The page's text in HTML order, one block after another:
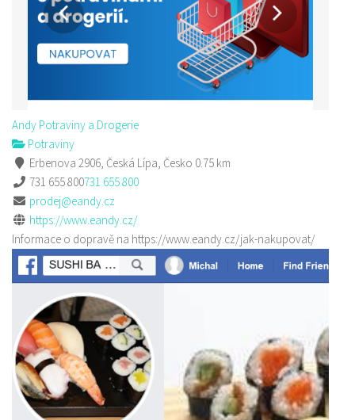
Andy Potraviny a Drogerie
Potraviny
Erbenova 2906, Česká Lípa, Česko 0.75 km
731 655 800731 655 800
prodej@eandy.cz
https://www.eandy.cz/
Informace o dopravě na https://www.eandy.cz/jak-nakupovat/